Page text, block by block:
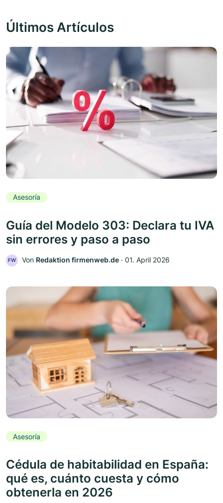
Últimos Artículos
Asesoría
Guía del Modelo 303: Declara tu IVA
sin errores y paso a paso
FW Von Redaktion firmenweb.de ‧ 01. April 2026
Asesoría
Cédula de habitabilidad en España:
qué es, cuánto cuesta y cómo
obtenerla en 2026